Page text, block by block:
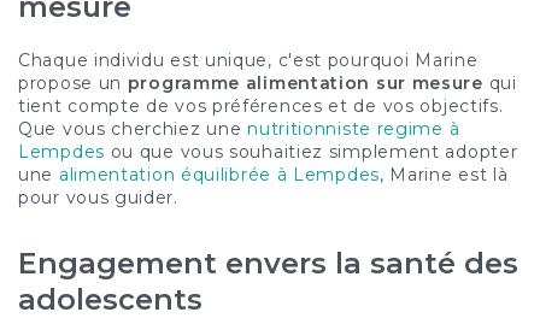
Chaque individu est unique, c'est pourquoi Marine
propose un programme alimentation sur mesure qui
tient compte de vos préférences et de vos objectifs.
Que vous cherchiez unenutritionniste regime à
Lempdes ou que vous souhaitiez simplement adopter
une alimentation équilibrée à Lempdes, Marine est là
pour vous guider.
Engagement envers la santé des
adolescents